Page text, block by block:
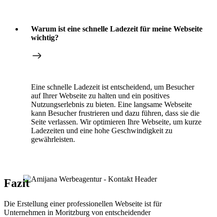
Warum ist eine schnelle Ladezeit für meine Webseite
wichtig?
Eine schnelle Ladezeit ist entscheidend, um Besucher
auf Ihrer Webseite zu halten und ein positives
Nutzungserlebnis zu bieten. Eine langsame Webseite
kann Besucher frustrieren und dazu führen, dass sie die
Seite verlassen. Wir optimieren Ihre Webseite, um kurze
Ladezeiten und eine hohe Geschwindigkeit zu
gewährleisten.
Fazit
Die Erstellung einer professionellen Webseite ist für
Unternehmen in Moritzburg von entscheidender